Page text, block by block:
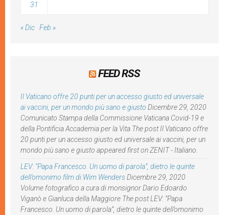
31
« Dic Feb »
FEED RSS
Il Vaticano offre 20 punti per un accesso giusto ed universale
ai vaccini, per un mondo più sano e giusto Dicembre 29, 2020
Comunicato Stampa della Commissione Vaticana Covid-19 e
della Pontificia Accademia per la Vita The post Il Vaticano offre
20 punti per un accesso giusto ed universale ai vaccini, per un
mondo più sano e giusto appeared first on ZENIT - Italiano.
LEV: “Papa Francesco. Un uomo di parola”, dietro le quinte
dell’omonimo film di Wim WendersDicembre 29, 2020
Volume fotografico a cura di monsignor Dario Edoardo
Viganò e Gianluca della Maggiore The post LEV: “Papa
Francesco. Un uomo di parola”, dietro le quinte dell’omonimo